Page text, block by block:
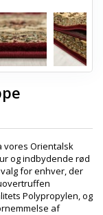
vores Orientalsk
og indbydende rød
for enhver, der
Polypropylen, og
af